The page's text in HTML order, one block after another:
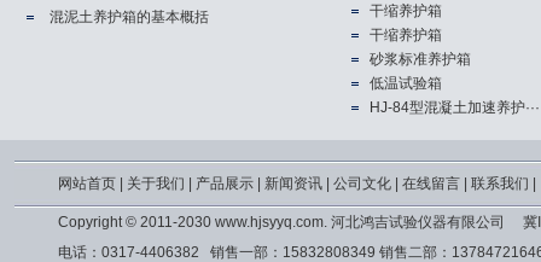
混泥土养护箱的基本概括
干缩养护箱
干缩养护箱
砂浆标准养护箱
低温试验箱
HJ-84型混凝土加速养护···
网站首页| 关于我们 产品展示| 新闻资讯| 公司文化| 在线留言| 联系我们
Copyright © 2011-2030 www.hjsyyq.com. 河北鸿吉试验仪器有限公司
冀
电话：0317-4406382 销售一部：15832808349 销售二部：